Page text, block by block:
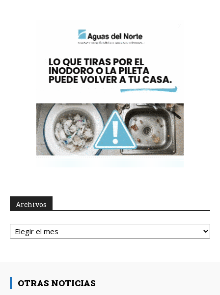
Archivos
Archivos
OTRAS NOTICIAS